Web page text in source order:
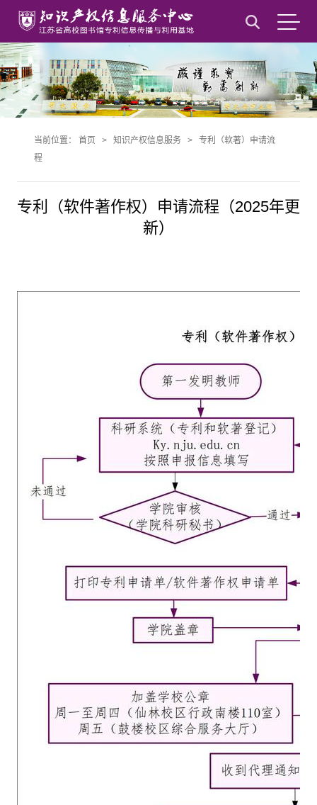
当前位置： 首页 > 知识产权信息服务 > 专利（软著）申请流
程
专利（软件著作权）申请流程（2025年更
新）